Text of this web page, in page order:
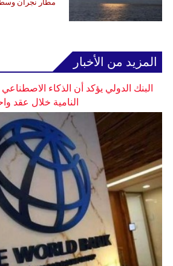
مطار نجران وسط
المزيد من الأخبار
البنك الدولي يؤكد أن الذكاء
النامية خلال عقد